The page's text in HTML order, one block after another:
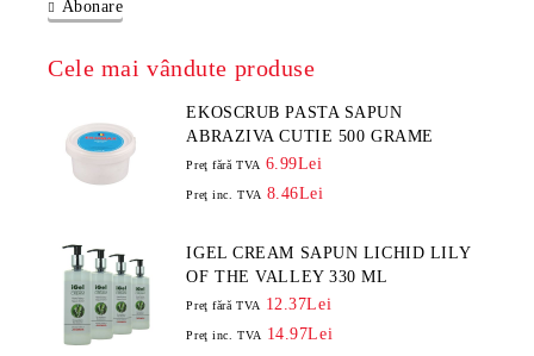
Abonare
Cele mai vândute produse
EKOSCRUB PASTA SAPUN
ABRAZIVA CUTIE 500 GRAME
Preţ fără TVA 6.99Lei
Preţ inc. TVA 8.46Lei
IGEL CREAM SAPUN LICHID LILY
OF THE VALLEY 330 ML
Preţ fără TVA 12.37Lei
Preţ inc. TVA 14.97Lei